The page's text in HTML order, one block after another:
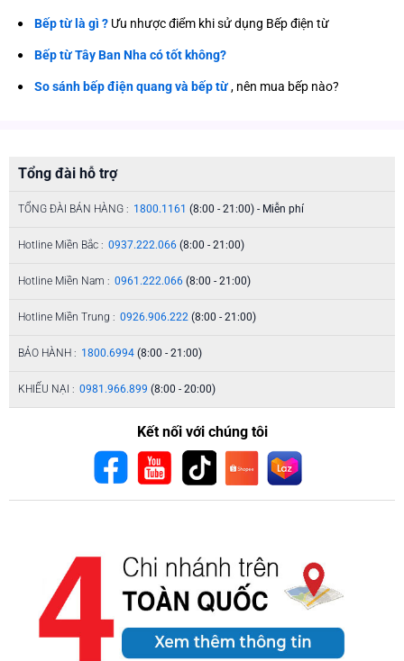
Bếp từ là gì ? Ưu nhược điểm khi sử dụng Bếp điện từ
Bếp từ Tây Ban Nha có tốt không?
So sánh bếp điện quang và bếp từ, nên mua bếp nào?
Tổng đài hỗ trợ
TỔNG ĐÀI BÁN HÀNG : 1800.1161 (8:00 - 21:00) - Miễn phí
Hotline Miền Bắc : 0937.222.066 (8:00 - 21:00)
Hotline Miền Nam : 0961.222.066 (8:00 - 21:00)
Hotline Miền Trung : 0926.906.222 (8:00 - 21:00)
BẢO HÀNH : 1800.6994 (8:00 - 21:00)
KHIẾU NẠI : 0981.966.899 (8:00 - 20:00)
Kết nối với chúng tôi